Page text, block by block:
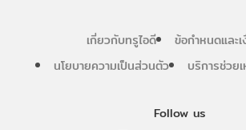
Follow us
เกี่ยวกับทรูไอดี
ข้อกำหนดและเ
นโยบายความเป็นส่วนตัว
บริการช่วย